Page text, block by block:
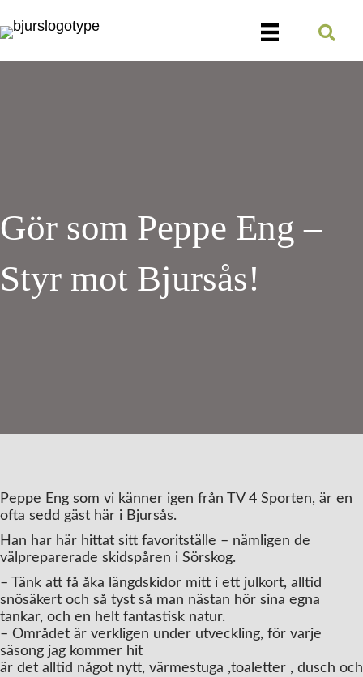
Gör som Peppe Eng –
Styr mot Bjursås!
Peppe Eng som vi känner igen från TV 4 Sporten, är en
ofta sedd gäst här i Bjursås.
Han har här hittat sitt favoritställe – nämligen de
välpreparerade skidspåren i Sörskog.
– Tänk att få åka längdskidor mitt i ett julkort, alltid
snösäkert och så tyst så man nästan hör sina egna
tankar, och en helt fantastisk natur.
– Området är verkligen under utveckling, för varje
säsong jag kommer hit
är det alltid något nytt, värmestuga ,toaletter , dusch och